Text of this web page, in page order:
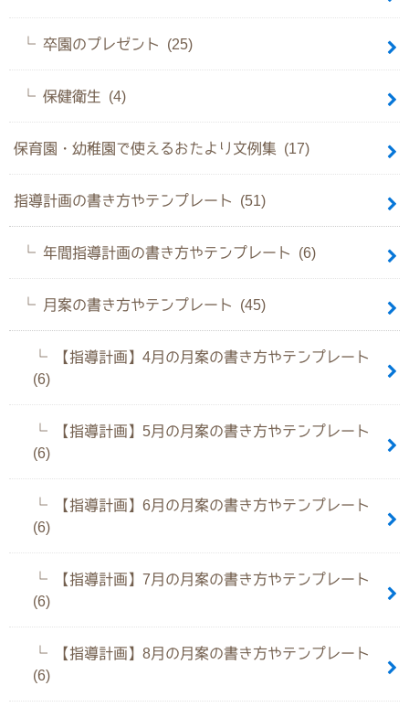
卒園のプレゼント (25)
保健衛生 (4)
保育園・幼稚園で使えるおたより文例集 (17)
指導計画の書き方やテンプレート (51)
年間指導計画の書き方やテンプレート (6)
月案の書き方やテンプレート (45)
【指導計画】4月の月案の書き方やテンプレート
(6)
【指導計画】5月の月案の書き方やテンプレート
(6)
【指導計画】6月の月案の書き方やテンプレート
(6)
【指導計画】7月の月案の書き方やテンプレート
(6)
【指導計画】8月の月案の書き方やテンプレート
(6)